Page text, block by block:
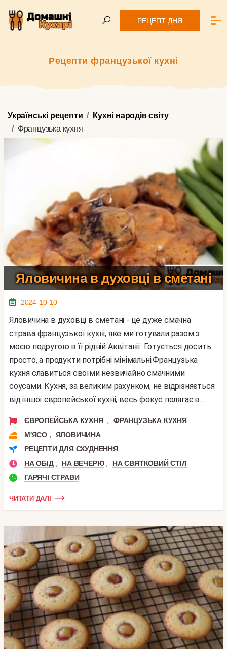
РЕЦЕПТ ДНЯ
Рецепти французької кухні
Українські рецепти
Кухні народів світу
Французька кухня
Яловичина в духовці в сметані
2024-10-10
Яловичина в духовці в сметані - це дуже смачна
страва французької кухні, яке ми готували разом з
моєю подругою в її рідній Аквітанії. Готується досить
просто, а продукти потрібні мінімальні.Французька
кухня славиться своїми незвичайно смачними
соусами. Кухня, за великим рахунком, не відрізняється
від іншої європейської кухні, весь фокус полягає в...
ЄВРОПЕЙСЬКА КУХНЯ ,
ФРАНЦУЗЬКА КУХНЯ
М'ЯСО ,
ЯЛОВИЧИНА
РЕЦЕПТИ ДЛЯ СХУДНЕННЯ
НА ОБІД , НА ВЕЧЕРЮ ,
НА СВЯТКОВИЙ СТІЛ
ГАРЯЧІ СТРАВИ
ЧИТАТИ ДАЛІ